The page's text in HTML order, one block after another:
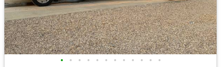
• • • • • • • • • • • •